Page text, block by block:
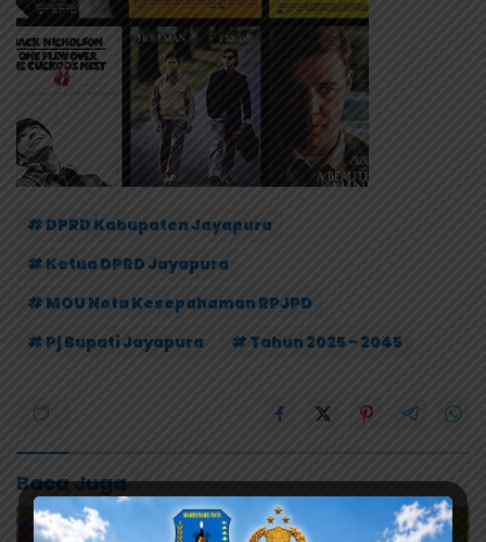
# DPRD Kabupaten Jayapura
# Ketua DPRD Jayapura
# MOU Nota Kesepahaman RPJPD
# Pj Bupati Jayapura
# Tahun 2025 - 2045
Baca Juga